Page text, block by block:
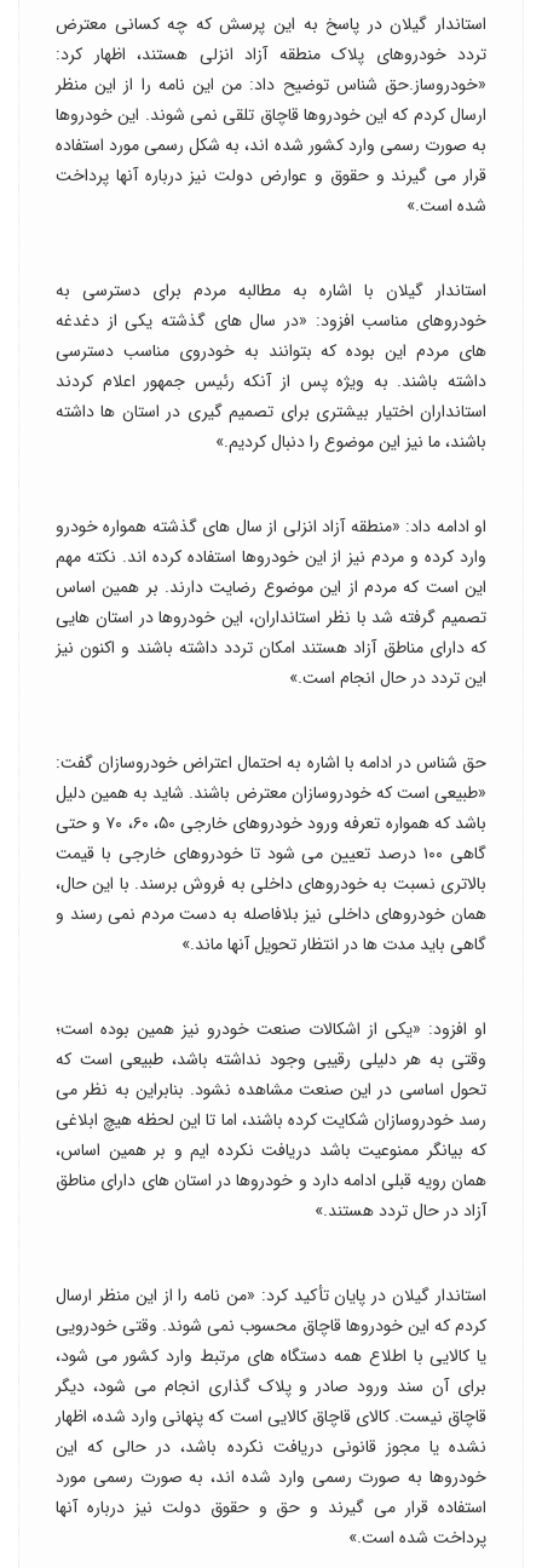
استاندار گیلان در پاسخ به این پرسش که چه کسانی معترض
تردد خودروهای پلاک منطقه آزاد انزلی هستند، اظهار کرد:
«خودروساز.حق شناس توضیح داد: من این نامه را از این منظر
ارسال کردم که این خودروها قاچاق تلقی نمی شوند. این خودروها
به صورت رسمی وارد کشور شده اند، به شکل رسمی مورد استفاده
قرار می گیرند و حقوق و عوارض دولت نیز درباره آنها پرداخت
شده است.»
استاندار گیلان با اشاره به مطالبه مردم برای دسترسی به
خودروهای مناسب افزود: «در سال های گذشته یکی از دغدغه
های مردم این بوده که بتوانند به خودروی مناسب دسترسی
داشته باشند. به ویژه پس از آنکه رئیس جمهور اعلام کردند
استانداران اختیار بیشتری برای تصمیم گیری در استان ها داشته
باشند، ما نیز این موضوع را دنبال کردیم.»
او ادامه داد: «منطقه آزاد انزلی از سال های گذشته همواره خودرو
وارد کرده و مردم نیز از این خودروها استفاده کرده اند. نکته مهم
این است که مردم از این موضوع رضایت دارند. بر همین اساس
تصمیم گرفته شد با نظر استانداران، این خودروها در استان هایی
که دارای مناطق آزاد هستند امکان تردد داشته باشند و اکنون نیز
این تردد در حال انجام است.»
حق شناس در ادامه با اشاره به احتمال اعتراض خودروسازان گفت:
«طبیعی است که خودروسازان معترض باشند. شاید به همین دلیل
باشد که همواره تعرفه ورود خودروهای خارجی ۵۰، ۶۰، ۷۰ و حتی
گاهی ۱۰۰ درصد تعیین می شود تا خودروهای خارجی با قیمت
بالاتری نسبت به خودروهای داخلی به فروش برسند. با این حال،
همان خودروهای داخلی نیز بلافاصله به دست مردم نمی رسند و
گاهی باید مدت ها در انتظار تحویل آنها ماند.»
او افزود: «یکی از اشکالات صنعت خودرو نیز همین بوده است؛
وقتی به هر دلیلی رقیبی وجود نداشته باشد، طبیعی است که
تحول اساسی در این صنعت مشاهده نشود. بنابراین به نظر می
رسد خودروسازان شکایت کرده باشند، اما تا این لحظه هیچ ابلاغی
که بیانگر ممنوعیت باشد دریافت نکرده ایم و بر همین اساس،
همان رویه قبلی ادامه دارد و خودروها در استان های دارای مناطق
آزاد در حال تردد هستند.»
استاندار گیلان در پایان تأکید کرد: «من نامه را از این منظر ارسال
کردم که این خودروها قاچاق محسوب نمی شوند. وقتی خودرویی
یا کالایی با اطلاع همه دستگاه های مرتبط وارد کشور می شود،
برای آن سند ورود صادر و پلاک گذاری انجام می شود، دیگر
قاچاق نیست. کالای قاچاق کالایی است که پنهانی وارد شده، اظهار
نشده یا مجوز قانونی دریافت نکرده باشد، در حالی که این
خودروها به صورت رسمی وارد شده اند، به صورت رسمی مورد
استفاده قرار می گیرند و حق و حقوق دولت نیز درباره آنها
پرداخت شده است.»